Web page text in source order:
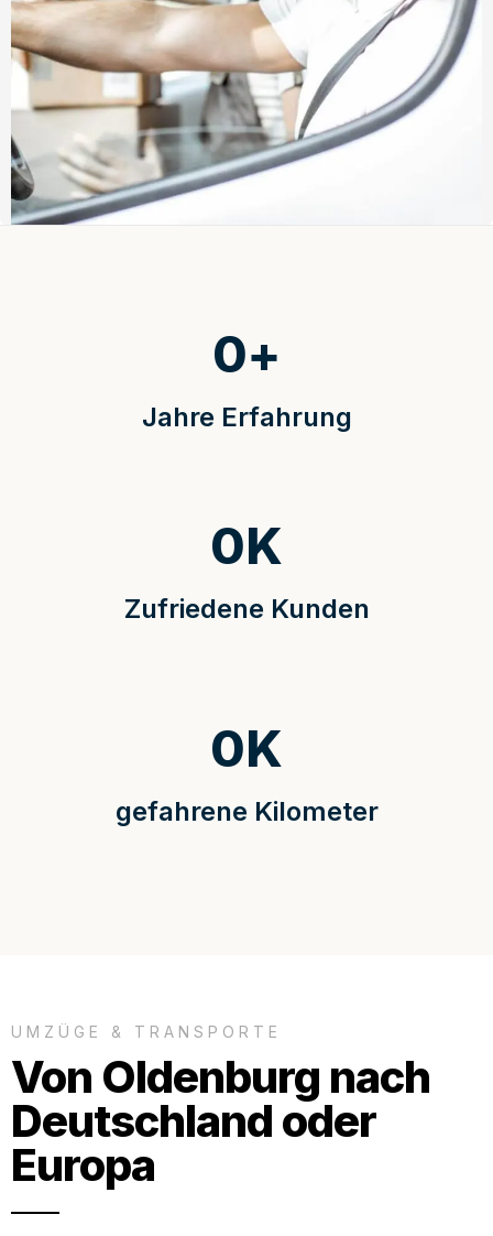
Jahre Erfahrung
0+
Zufriedene Kunden
0K
gefahrene Kilometer
0K
UMZÜGE & TRANSPORTE
Von Oldenburg nach
Deutschland oder
Europa